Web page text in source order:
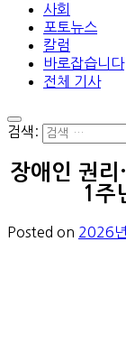
사회
포토뉴스
칼럼
바로잡습니다
전체 기사
검색:
장애인 권
1주
Posted on 2026